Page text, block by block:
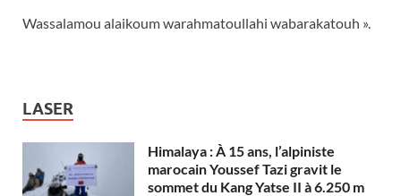
Wassalamou alaikoum warahmatoullahi wabarakatouh ».
LASER
Himalaya : À 15 ans, l’alpiniste
marocain Youssef Tazi gravit le
sommet du Kang Yatse II à 6.250 m